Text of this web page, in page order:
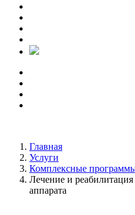
Главная
Услуги
Комплексные
Лечение и
аппарата